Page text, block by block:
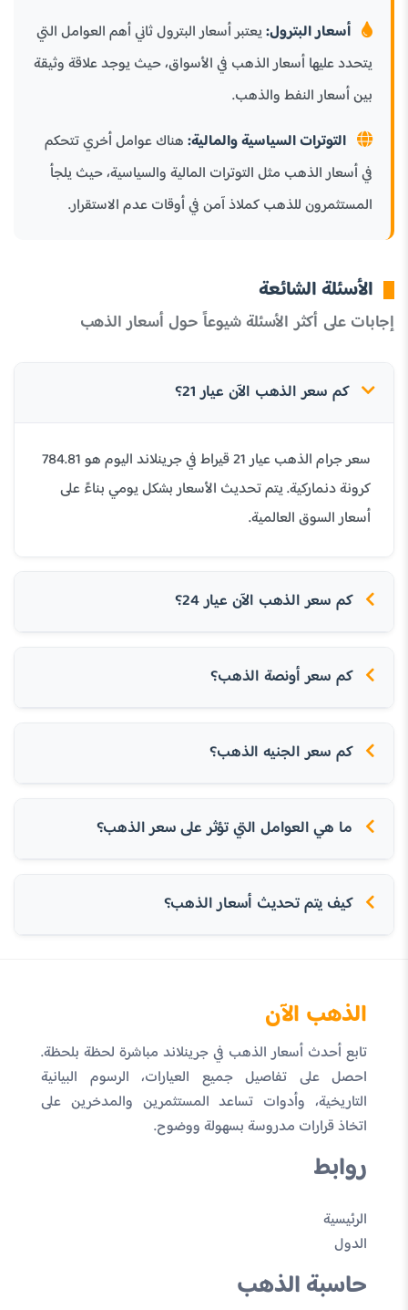
أسعار البترول:يعتبر أسعار البترول ثاني أهم العوامل التي
يتحدد عليها أسعار الذهب في الأسواق، حيث يوجد علاقة وثيقة
بين أسعار النفط والذهب.
التوترات السياسية والمالية:هناك عوامل أخري تتحكم
في أسعار الذهب مثل التوترات المالية والسياسية، حيث يلجأ
المستثمرون للذهب كملاذ آمن في أوقات عدم الاستقرار.
الأسئلة الشائعة
إجابات على أكثر الأسئلة شيوعاً حول أسعار الذهب
كم سعر الذهب الآن عيار 21؟
سعر جرام الذهب عيار 21 قيراط في جرينلاند اليوم هو 784.81
كرونة دنماركية. يتم تحديث الأسعار بشكل يومي بناءً على
أسعار السوق العالمية.
كم سعر الذهب الآن عيار 24؟
كم سعر أونصة الذهب؟
كم سعر الجنيه الذهب؟
ما هي العوامل التي تؤثر على سعر الذهب؟
كيف يتم تحديث أسعار الذهب؟
الذهب الآن
تابع أحدث أسعار الذهب في جرينلاند مباشرة لحظة بلحظة.
احصل على تفاصيل جميع العيارات، الرسوم البيانية
التاريخية، وأدوات تساعد المستثمرين والمدخرين على
اتخاذ قرارات مدروسة بسهولة ووضوح.
روابط
الرئيسية
الدول
حاسبة الذهب